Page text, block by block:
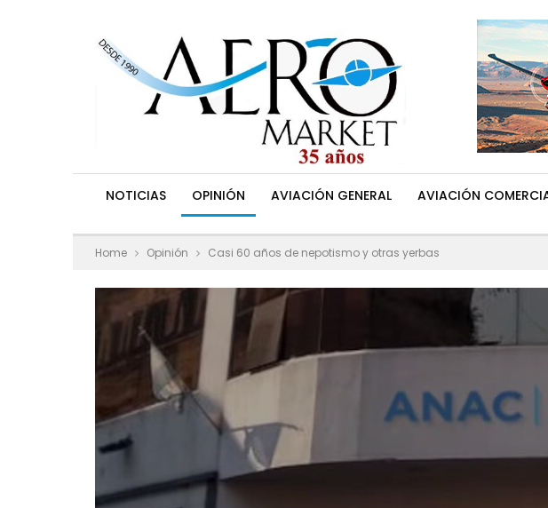
NOTICIAS OPINIÓN AVIACIÓN GENERAL AVIACIÓN
Home Opinión Casi 60 años de nepotismo y otras yerbas